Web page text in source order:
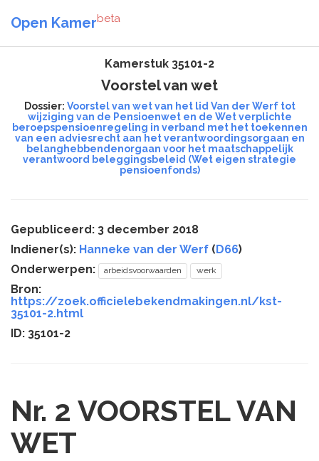
Open Kamerbeta
Kamerstuk 35101-2
Voorstel van wet
Dossier: Voorstel van wet van het lid Van der Werf tot
wijziging van de Pensioenwet en de Wet verplichte
beroepspensioenregeling in verband met het toekennen
van een adviesrecht aan het verantwoordingsorgaan en
belanghebbendenorgaan voor het maatschappelijk
verantwoord beleggingsbeleid (Wet eigen strategie
pensioenfonds)
Gepubliceerd: 3 december 2018
Indiener(s): Hanneke van der Werf (D66)
Onderwerpen:
arbeidsvoorwaarden werk
Bron:
https://zoek.officielebekendmakingen.nl/kst-
35101-2.html
ID: 35101-2
Nr. 2 VOORSTEL VAN
WET